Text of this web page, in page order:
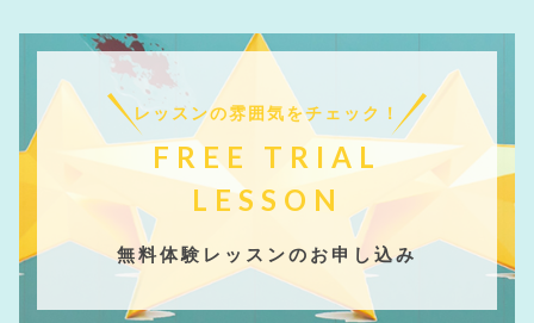
レッスンの雰囲気をチェック！
FREE TRIAL
LESSON
無料体験レッスンのお申し込み